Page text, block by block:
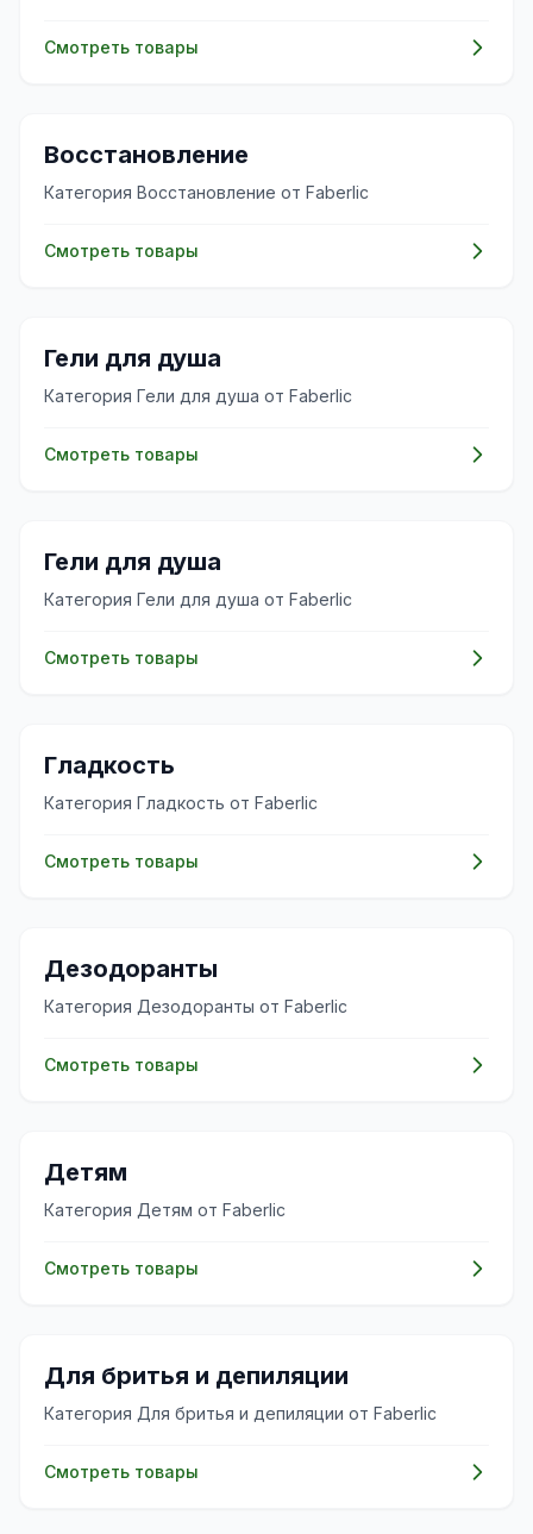
Смотреть товары
✨
Восстановление
Категория Восстановление от Faberlic
Смотреть товары
✨
Гели для душа
Категория Гели для душа от Faberlic
Смотреть товары
✨
Гели для душа
Категория Гели для душа от Faberlic
Смотреть товары
✨
Гладкость
Категория Гладкость от Faberlic
Смотреть товары
✨
Дезодоранты
Категория Дезодоранты от Faberlic
Смотреть товары
👶
Детям
Категория Детям от Faberlic
Смотреть товары
✨
Для бритья и депиляции
Категория Для бритья и депиляции от Faberlic
Смотреть товары